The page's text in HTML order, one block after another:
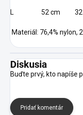
L 52 cm 32 -
Materiál: 76,4% nylon,
Diskusia
Buďte prvý, kto napíše
Pridať komentár